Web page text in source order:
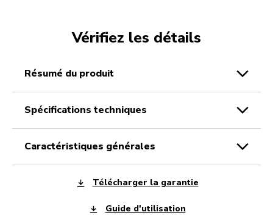
Vérifiez les détails
résumé du produit
spécifications techniques
caractéristiques générales
Télécharger la garantie
Guide d'utilisation